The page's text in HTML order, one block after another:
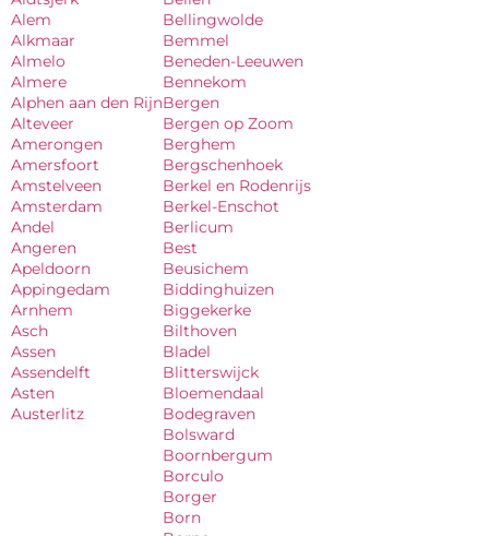
Alem
Alkmaar
Almelo
Almere
Alphen aan den Rijn
Alteveer
Amerongen
Amersfoort
Amstelveen
Amsterdam
Andel
Angeren
Apeldoorn
Appingedam
Arnhem
Asch
Assen
Assendelft
Asten
Austerlitz
Bellingwolde
Bemmel
Beneden-Leeuwen
Bennekom
Bergen
Bergen op Zoom
Berghem
Bergschenhoek
Berkel en Rodenrijs
Berkel-Enschot
Berlicum
Best
Beusichem
Biddinghuizen
Biggekerke
Bilthoven
Bladel
Blitterswijck
Bloemendaal
Bodegraven
Bolsward
Boornbergum
Borculo
Borger
Born